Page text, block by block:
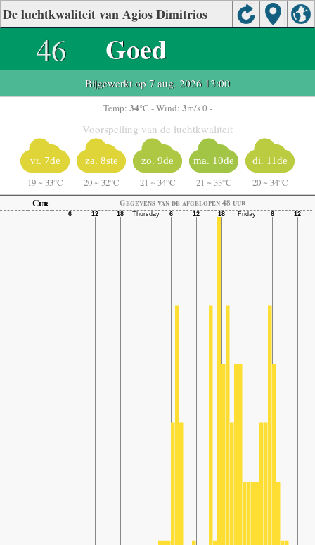
De luchtkwaliteit van Agios Dimitrios
46 Goed
Bijgewerkt op 7 aug. 2026 13:00
Temp: 34°C - Wind: 3m/s 0 -
Voorspelling van de luchtkwaliteit
vr. 7de
19 ~ 33°C
za. 8ste
20 ~ 32°C
zo. 9de
21 ~ 34°C
ma. 10de
21 ~ 33°C
di. 11de
20 ~ 34°C
Cur
Gegevens van de afgelopen 48 uur